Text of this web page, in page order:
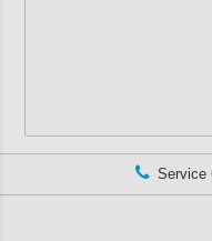
Service